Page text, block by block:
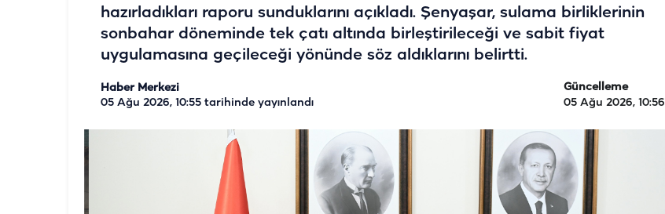
hazırladıkları raporu sunduklarını açıkladı. Şenyaşar, sulama birliklerinin
sonbahar döneminde tek çatı altında birleştirileceği ve sabit fiyat
uygulamasına geçileceği yönünde söz aldıklarını belirtti.
Haber Merkezi
05 Ağu 2026, 10:55 tarihinde yayınlandı
Güncelleme
05 Ağu 2026, 10:56